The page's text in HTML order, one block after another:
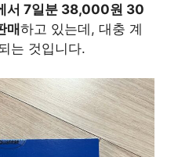
서 7일분 38,000원 30
매하고 있는데, 대충 계
는 것입니다.